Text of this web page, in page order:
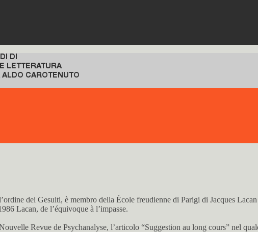
dei Gesuiti, è membro della École freudienne di Parigi di Jacques
Lacan, de l’équivoque à l’impasse.
Revue de Psychanalyse, l’articolo “Suggestion au long cours” nel